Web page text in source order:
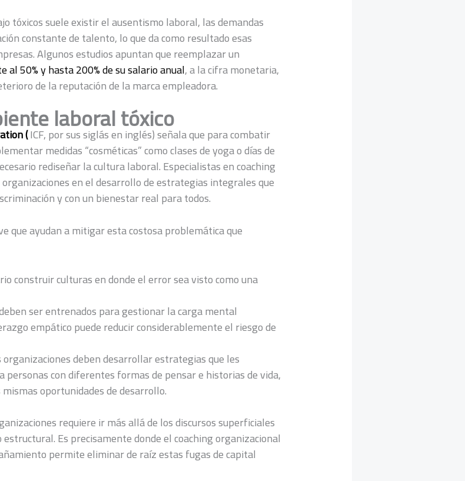
tóxicos suele existir el ausentismo laboral, las demandas
constante de talento, lo que da como resultado esas
Algunos estudios apuntan que reemplazar un
al 50% y hasta 200% de su salario anual, a la cifra monetaria,
de la reputación de la marca empleadora.
laboral tóxico
(ICF, por sus siglás en inglés) señala que para combatir
medidas “cosméticas” como clases de yoga o días de
rediseñar la cultura laboral. Especialistas en coaching
en el desarrollo de estrategias integrales que
y con un bienestar real para todos.
que ayudan a mitigar esta costosa problemática que
construir culturas en donde el error sea visto como una
ser entrenados para gestionar la carga mental
empático puede reducir considerablemente el riesgo de
organizaciones deben desarrollar estrategias que les
con diferentes formas de pensar e historias de vida,
oportunidades de desarrollo.
requiere ir más allá de los discursos superficiales
Es precisamente donde el coaching organizacional
permite eliminar de raíz estas fugas de capital